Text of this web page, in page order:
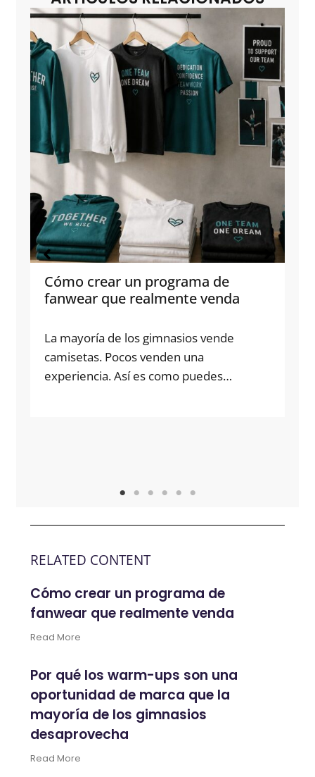
Cómo crear un programa de
fanwear que realmente venda
La mayoría de los gimnasios vende
camisetas. Pocos venden una
experiencia. Así es como puedes…
RELATED CONTENT
Cómo crear un programa de
fanwear que realmente venda
Read More
Por qué los warm-ups son una
oportunidad de marca que la
mayoría de los gimnasios
desaprovecha
Read More